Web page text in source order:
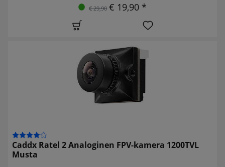
€ 29,90 € 19,90 *
Caddx Ratel 2 Analoginen FPV-kamera 1200TVL
Musta